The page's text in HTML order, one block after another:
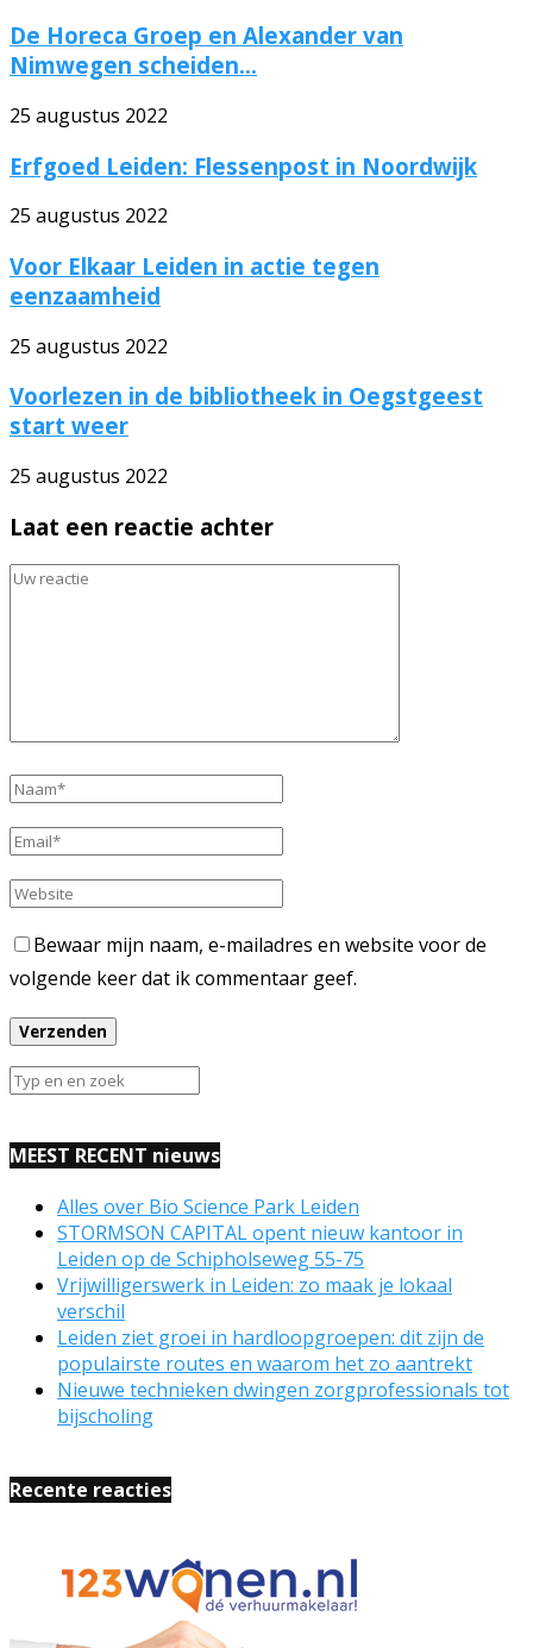
De Horeca Groep en Alexander van
Nimwegen scheiden...
25 augustus 2022
Erfgoed Leiden: Flessenpost in Noordwijk
25 augustus 2022
Voor Elkaar Leiden in actie tegen
eenzaamheid
25 augustus 2022
Voorlezen in de bibliotheek in Oegstgeest
start weer
25 augustus 2022
Laat een reactie achter
Bewaar mijn naam, e-mailadres en website voor de
volgende keer dat ik commentaar geef.
MEEST RECENT nieuws
Alles over Bio Science Park Leiden
STORMSON CAPITAL opent nieuw kantoor in
Leiden op de Schipholseweg 55-75
Vrijwilligerswerk in Leiden: zo maak je lokaal
verschil
Leiden ziet groei in hardloopgroepen: dit zijn de
populairste routes en waarom het zo aantrekt
Nieuwe technieken dwingen zorgprofessionals tot
bijscholing
Recente reacties